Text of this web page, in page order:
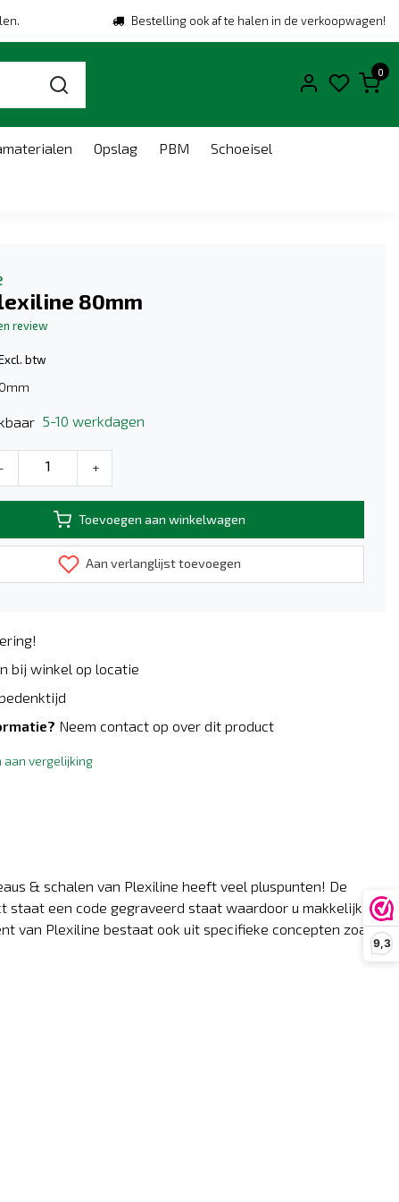
9,3
Bestelling ook af te halen in de verkoopwagen!
0
Opslag PBM Schoeisel
80mm
review
btw
5-10 werkdagen
- +
Toevoegen aan winkelwagen
Aan verlanglijst toevoegen
bij winkel op locatie
Neem contact op over dit product
aan vergelijking
& schalen van Plexiline heeft veel pluspunten! De
staat een code gegraveerd staat waardoor u makkelijk de
van Plexiline bestaat ook uit specifieke concepten zoals